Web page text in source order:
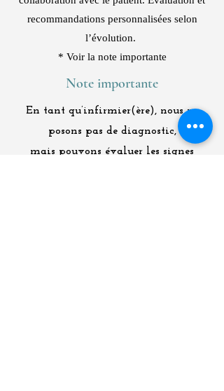
recommandations personnalisées selon
l’évolution.
* Voir la note importante
Note importante
En tant qu’infirmier(ère), nous ne
posons pas de diagnostic,
mais pouvons évaluer les signes